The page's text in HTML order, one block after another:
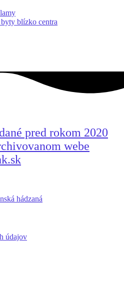
blízko centra
pred rokom 2020
webe
údajov